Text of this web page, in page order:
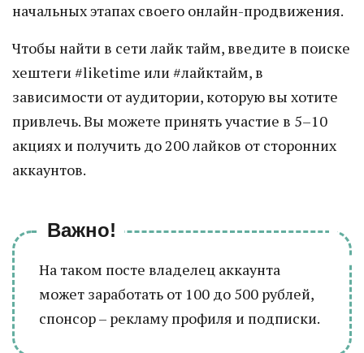
начальных этапах своего онлайн-продвижения.
Чтобы найти в сети лайк тайм, введите в поиске
хештеги #liketime или #лайктайм, в
зависимости от аудитории, которую вы хотите
привлечь. Вы можете принять участие в 5–10
акциях и получить до 200 лайков от сторонних
аккаунтов.
Важно!
На таком посте владелец аккаунта
может заработать от 100 до 500 рублей,
спонсор – рекламу профиля и подписки.